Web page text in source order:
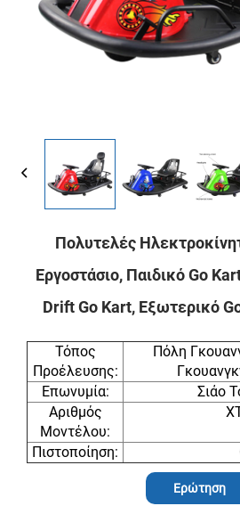
Πολυτελές
Εργοστάσιο, Παιδικό Go
Drift Go Kart, Εξωτερικό
Τόπος
Προέλευσης:
Πόλη
Επωνυμία:
Σιάο
Αριθμός
Μοντέλου:
Πιστοποίηση:
Ερώτηση